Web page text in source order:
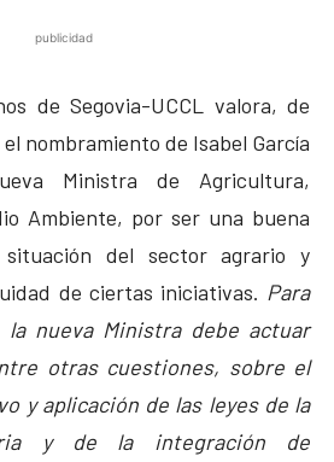
publicidad
de Segovia-UCCL valora, de
nombramiento de Isabel García
Ministra de Agricultura,
Ambiente, por ser una buena
del sector agrario y
de ciertas iniciativas. Para
la nueva Ministra debe actuar
otras cuestiones, sobre el
y aplicación de las leyes de la
y de la integración de